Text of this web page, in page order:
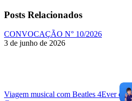
Posts Relacionados
CONVOCAÇÃO N° 10/2026
3 de junho de 2026
Viagem musical com Beatles 4Ever é